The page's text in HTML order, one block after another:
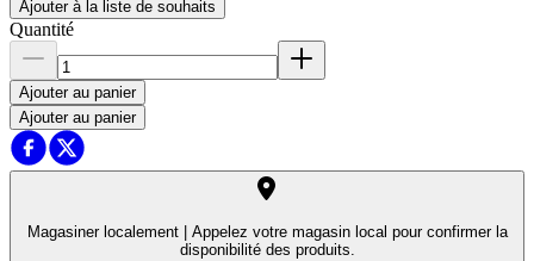
Ajouter à la liste de souhaits
Quantité
Ajouter au panier
Ajouter au panier
Magasiner localement |Appelez votre magasin local pour confirmer la
disponibilité des produits.